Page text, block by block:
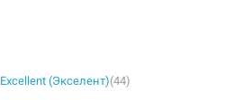
Excellent (Экселент)(44)